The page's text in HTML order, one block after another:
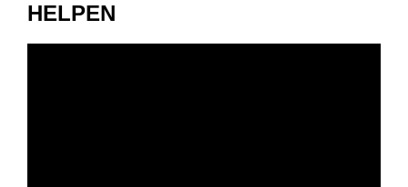
HELPEN